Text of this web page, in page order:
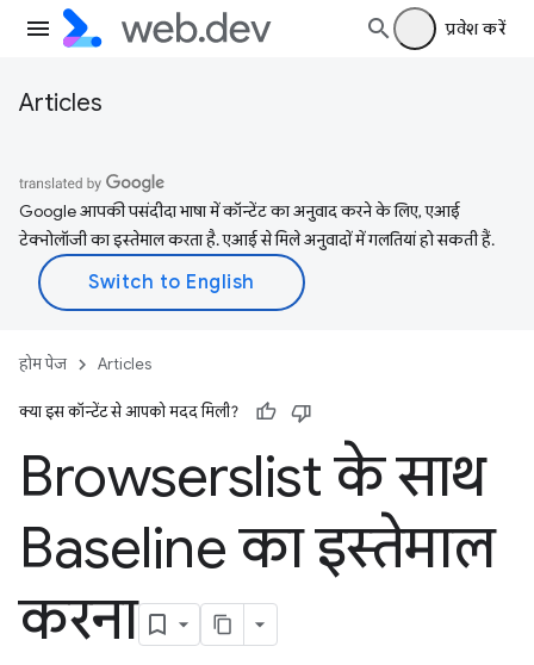
प्रवेश करें
Articles
Google आपकी पसंदीदा भाषा में कॉन्टेंट का अनुवाद करने के लिए, एआई
टेक्नोलॉजी का इस्तेमाल करता है. एआई से मिले अनुवादों में गलतियां हो सकती हैं.
होम पेज Articles
क्या इस कॉन्टेंट से आपको मदद मिली?
Browserslist के साथ
Baseline का इस्तेमाल
करना